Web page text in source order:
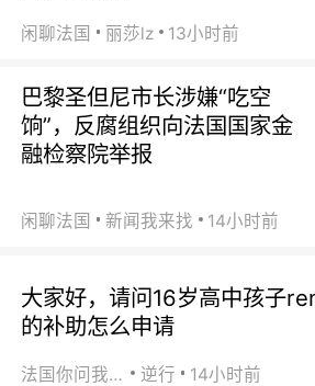
闲聊法国 丽莎lz 13小时前
巴黎圣但尼市长涉嫌“吃空
饷”，反腐组织向法国国家金
融检察院举报
闲聊法国 新闻我来找 14小时前
大家好，请问16岁高中孩子
的补助怎么申请
法国你问我答 逆行 14小时前